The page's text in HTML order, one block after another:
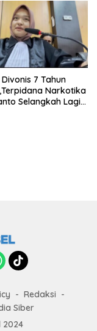
7 Tahun
Narkotika
Selangkah Lagi
Redaksi
Siber
2024